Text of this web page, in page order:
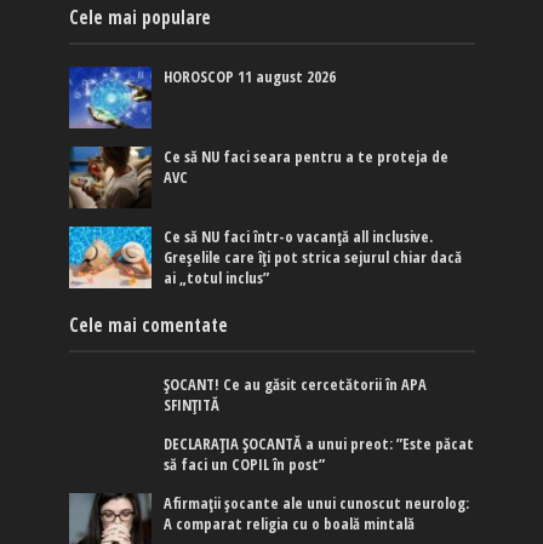
Cele mai populare
HOROSCOP 11 august 2026
Ce să NU faci seara pentru a te proteja de
AVC
Ce să NU faci într-o vacanță all inclusive.
Greșelile care îți pot strica sejurul chiar dacă
ai „totul inclus”
Cele mai comentate
ȘOCANT! Ce au găsit cercetătorii în APA
SFINȚITĂ
DECLARAȚIA ȘOCANTĂ a unui preot: ”Este păcat
să faci un COPIL în post”
Afirmaţii şocante ale unui cunoscut neurolog:
A comparat religia cu o boală mintală